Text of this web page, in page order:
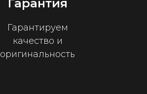
Гарантия
Гарантируем
качество и
оригинальность